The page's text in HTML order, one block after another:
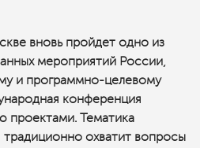
вновь пройдет одно из
мероприятий России,
и программно-целевому
конференция
Тематика
охватит вопросы